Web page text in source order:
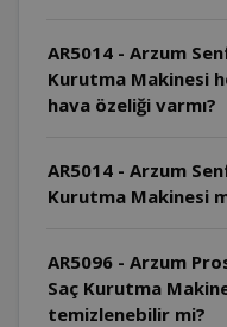
AR5014 - Arzum
Kurutma Makinesi
hava özeliği varmı?
AR5014 - Arzum
Kurutma Makinesi
AR5096 - Arzum
Saç Kurutma
temizlenebilir mi?